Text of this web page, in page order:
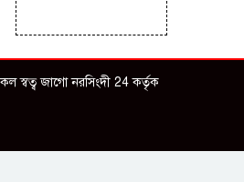
স্বত্ব জাগো নরসিংদী 24 কর্তৃক